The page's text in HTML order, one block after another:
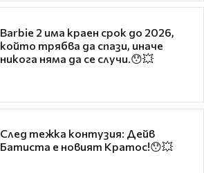
Barbie 2 има краен срок до 2026,
който трябва да спази, иначе
никога няма да се случи.😯💥
След тежка контузия: Дейв
Батиста е новият Кратос!😯💥